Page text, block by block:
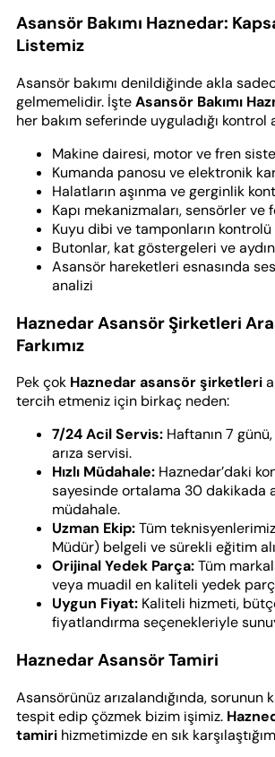
Asansör Bakımı Haznedar:
Listemiz
Asansör bakımı denildiğinde akla
gelmemelidir. İşteAsansör Bakımı
her bakım seferinde uyguladığı kontrol
Makine dairesi, motor ve fren
Kumanda panosu ve elektronik
Halatların aşınma ve gerginlik
Kapı mekanizmaları, sensörler ve
Kuyu dibi ve tamponların kontrolü
Butonlar, kat göstergeleri ve
Asansör hareketleri esnasında
analizi
Haznedar Asansör Şirketleri
Farkımız
Pek çok Haznedar asansör şirketleri
tercih etmeniz için birkaç neden:
7/24 Acil Servis: Haftanın 7
arıza servisi.
Hızlı Müdahale: Haznedar’daki
sayesinde ortalama 30 dakikada
müdahale.
Uzman Ekip:Tüm
Müdür) belgeli ve sürekli eğitim
Orijinal Yedek Parça:Tüm
veya muadil en kaliteli yedek
Uygun Fiyat: Kaliteli hizmeti,
fiyatlandırma seçenekleriyle
Haznedar Asansör Tamiri
Asansörünüz arızalandığında, sorunun
tespit edip çözmek bizim işimiz.
tamiri hizmetimizde en sık